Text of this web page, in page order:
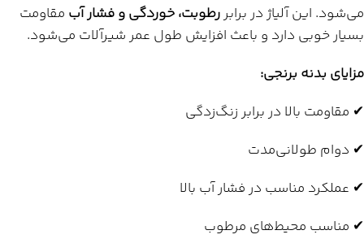
می‌شود. این آلیاژ در برابررطوبت، خوردگی و فشار آب مقاومت
بسیار خوبی دارد و باعث افزایش طول عمر شیرآلات می‌شود.
مزایای بدنه برنجی:
✔ مقاومت بالا در برابر زنگ‌زدگی
✔ دوام طولانی‌مدت
✔ عملکرد مناسب در فشار آب بالا
✔ مناسب محیط‌های مرطوب